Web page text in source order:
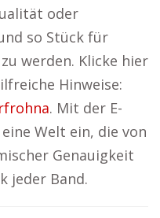
oder
so Stück für
werden. Klicke hier
Hinweise:
. Mit der E-
Welt ein, die von
Genauigkeit
jeder Band.